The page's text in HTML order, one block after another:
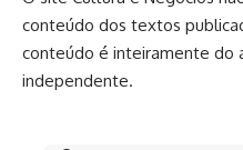
conteúdo dos textos
conteúdo é inteiramente do
independente.